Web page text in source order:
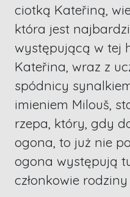
ciotką Kateřiną,
która jest
występującą w tej
Kateřina, wraz z
spódnicy
imieniem Milouš,
rzepa, który, gdy
ogona, to już nie
ogona występują
członkowie